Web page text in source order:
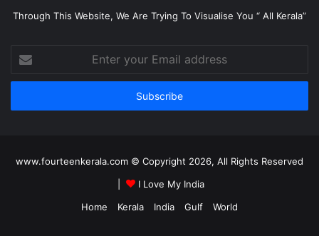
Through This Website, We Are Trying To Visualise You “ All Kerala”
your
Email
www.fourteenkerala.com © Copyright 2026, All Rights Reserved
I Love My India
Home
Kerala India Gulf World